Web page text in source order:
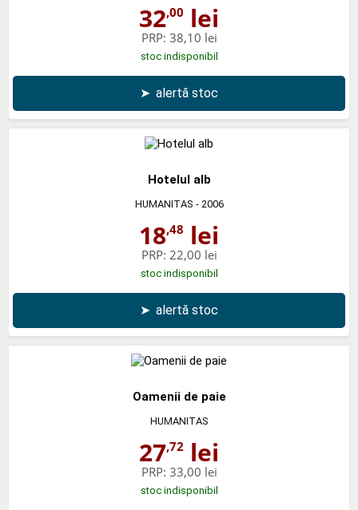
32,00 lei
PRP: 38,10 lei
stoc indisponibil
➤ alertă stoc
Hotelul alb
HUMANITAS - 2006
18,48 lei
PRP: 22,00 lei
stoc indisponibil
➤ alertă stoc
Oamenii de paie
HUMANITAS
27,72 lei
PRP: 33,00 lei
stoc indisponibil